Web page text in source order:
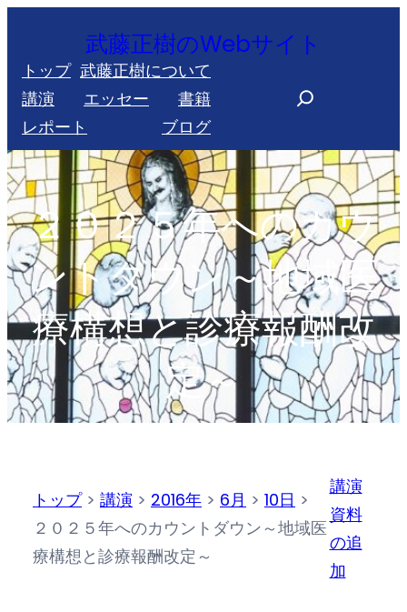
を
ス
キ
ッ
プ
武藤正樹のWebサイト
トップ 武藤正樹について
講演
エッセー
書籍
レポート
ブログ
r
c
h
２０２５年へのカウ
ントダウン～地域医
療構想と診療報酬改
定～
トップ> 講演 > 2016年 > 6月 > 10日 >
２０２５年へのカウントダウン～地域医
療構想と診療報酬改定～
講演
資料
の追
加